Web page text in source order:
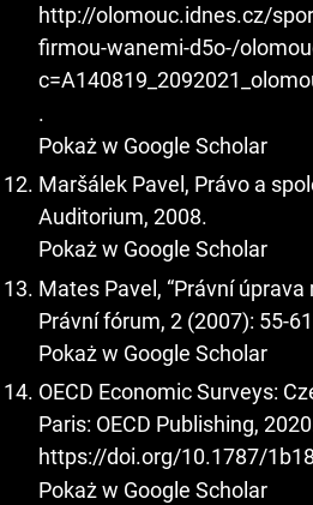
http://olomouc.idnes.cz/
firmou-wanemi-d5o-/
.
Pokaż w Google Scholar
Maršálek Pavel, Právo a
Auditorium, 2008.
Pokaż w Google Scholar
Mates Pavel, “Právní
Právní fórum, 2 (2007): 55-
Pokaż w Google Scholar
OECD Economic Surveys:
Paris: OECD Publishing,
https://doi.org/10.1787/
Pokaż w Google Scholar